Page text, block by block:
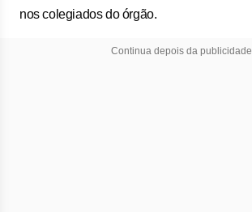
nos colegiados do órgão.
Continua depois da publicidade